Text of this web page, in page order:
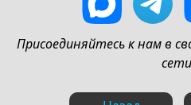
Присоединяйтесь к нам в